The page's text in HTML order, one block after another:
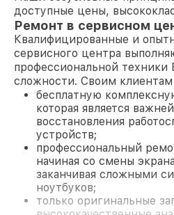
доступные цены,
Ремонт в сервисном
Квалифицированные и
сервисного центра
профессиональной техники
сложности. Своим
бесплатную
которая является
восстановления
устройств;
профессиональный
начиная со смены
заканчивая сложными
ноутбуков;
только оригинальные